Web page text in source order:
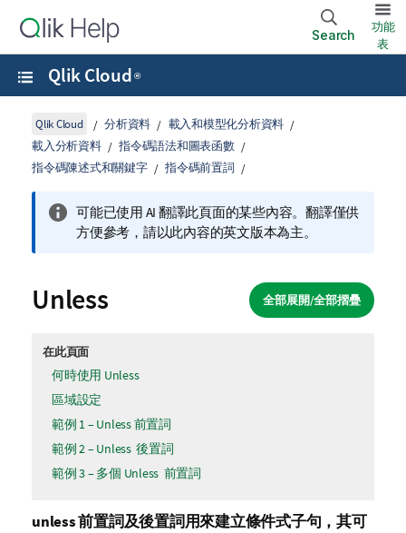
Search
功能
表
Qlik Cloud ®
Qlik Cloud 分析資料
載入和模型化分析資料
載入分析資料
指令碼語法和圖表函數
指令碼陳述式和關鍵字
指令碼前置詞
可能已使用 AI 翻譯此頁面的某些內容。翻譯僅供
方便參考，請以此內容的英文版本為主。
全部展開/全部摺疊
Unless
在此頁面
何時使用 Unless
區域設定
範例 1 – Unless 前置詞
範例 2 – Unless 後置詞
範例 3 – 多個 Unless 前置詞
unless前置詞及後置詞用來建立條件式子句，其可